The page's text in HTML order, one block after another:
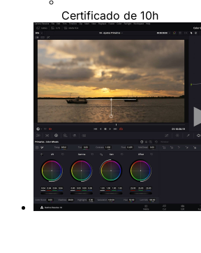
Certificado de 10h